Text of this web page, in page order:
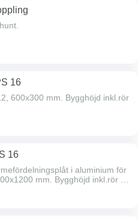
16
600x300 mm. Bygghöjd inkl.rör
16
i aluminium för
mm. Bygghöjd inkl.rör 16